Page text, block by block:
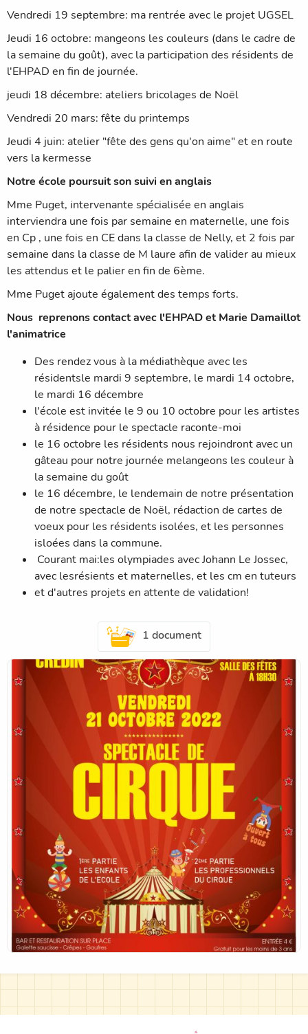
Vendredi 19 septembre: ma rentrée avec le projet UGSEL
Jeudi 16 octobre: mangeons les couleurs (dans le cadre de
la semaine du goût), avec la participation des résidents de
l'EHPAD en fin de journée.
jeudi 18 décembre: ateliers bricolages de Noël
Vendredi 20 mars: fête du printemps
Jeudi 4 juin: atelier "fête des gens qu'on aime" et en route
vers la kermesse
Notre école poursuit son suivi en anglais
Mme Puget, intervenante spécialisée en anglais
interviendra une fois par semaine en maternelle, une fois
en Cp , une fois en CE dans la classe de Nelly, et 2 fois par
semaine dans la classe de M laure afin de valider au mieux
les attendus et le palier en fin de 6ème.
Mme Puget ajoute également des temps forts.
Nous reprenons contact avec l'EHPAD et Marie Damaillot
l'animatrice
Des rendez vous à la médiathèque avec les
résidentsle mardi 9 septembre, le mardi 14 octobre,
le mardi 16 décembre
l'école est invitée le 9 ou 10 octobre pour les artistes
à résidence pour le spectacle raconte-moi
le 16 octobre les résidents nous rejoindront avec un
gâteau pour notre journée melangeons les couleur à
la semaine du goût
le 16 décembre, le lendemain de notre présentation
de notre spectacle de Noël, rédaction de cartes de
voeux pour les résidents isolées, et les personnes
isloées dans la commune.
Courant mai:les olympiades avec Johann Le Jossec,
avec lesrésients et maternelles, et les cm en tuteurs
et d'autres projets en attente de validation!
1 document